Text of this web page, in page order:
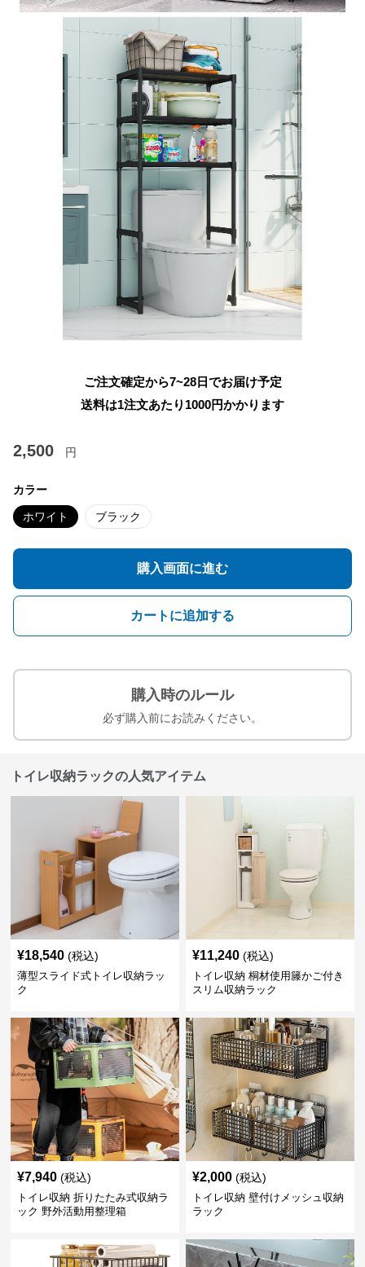
ご注文確定から7~28日でお届け予定
送料は1注文あたり 1000円かかります
2,500 円
カラー
ホワイト ブラック
購入画面に進む
カートに追加する
購入時のルール
必ず購入前にお読みください。
トイレ収納ラックの人気アイテム
¥18,540 (税込)
薄型スライド式トイレ収納ラッ
ク
¥11,240 (税込)
トイレ収納 桐材使用籐かご付き
スリム収納ラック
¥7,940 (税込)
トイレ収納 折りたたみ式収納ラ
ック 野外活動用整理箱
¥2,000 (税込)
トイレ収納 壁付けメッシュ収納
ラック